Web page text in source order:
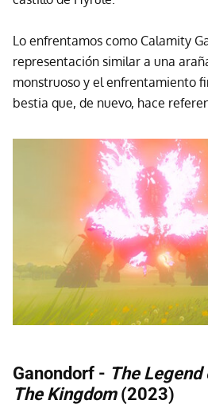
Lo enfrentamos como Calamity
representación similar a una
monstruoso y el enfrentamiento
bestia que, de nuevo, hace
Ganondorf - The
The Kingdom(2023)